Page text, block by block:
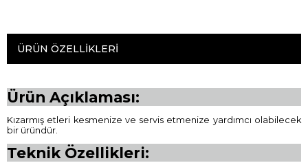
ÜRÜN ÖZELLIKLERI
Ürün Açıklaması:
Kızarmış etleri kesmenize ve servis etmenize yardımcı olabilecek
bir üründür.
Teknik Özellikleri: